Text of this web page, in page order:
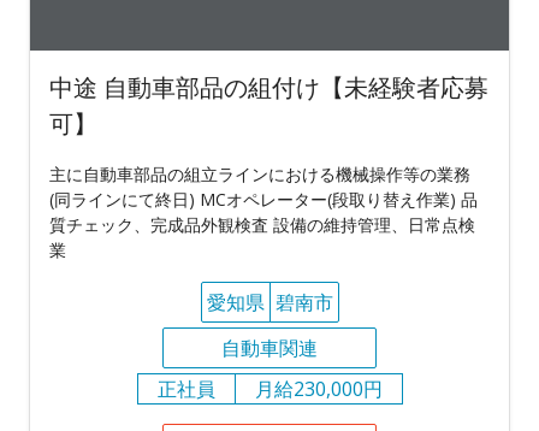
中途 自動車部品の組付け【未経験者応募
可】
主に自動車部品の組立ラインにおける機械操作等の業務
(同ラインにて終日) MCオペレーター(段取り替え作業) 品
質チェック、完成品外観検査 設備の維持管理、日常点検
業
愛知県 碧南市
自動車関連
正社員
月給230,000円